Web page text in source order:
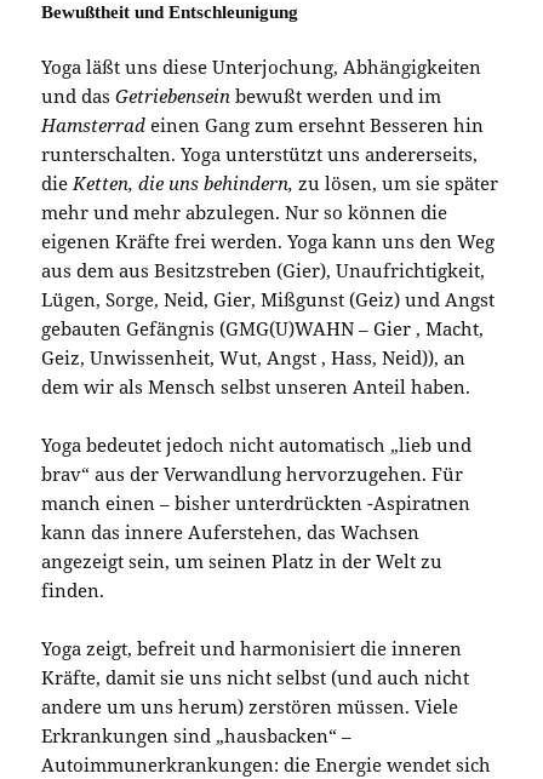
Bewußtheit und Entschleunigung
Yoga läßt uns diese Unterjochung, Abhängigkeiten
und dasGetriebensein bewußt werden und im
Hamsterrad einen Gang zum ersehnt Besseren hin
runterschalten. Yoga unterstützt uns andererseits,
die Ketten, die uns behindern, zu lösen, um sie später
mehr und mehr abzulegen. Nur so können die
eigenen Kräfte frei werden. Yoga kann uns den Weg
aus dem aus Besitzstreben (Gier), Unaufrichtigkeit,
Lügen, Sorge, Neid, Gier, Mißgunst (Geiz) und Angst
gebauten Gefängnis (GMG(U)WAHN – Gier , Macht,
Geiz, Unwissenheit, Wut, Angst , Hass, Neid)), an
dem wir als Mensch selbst unseren Anteil haben.
Yoga bedeutet jedoch nicht automatisch „lieb und
brav“ aus der Verwandlung hervorzugehen. Für
manch einen – bisher unterdrückten -Aspiratnen
kann das innere Auferstehen, das Wachsen
angezeigt sein, um seinen Platz in der Welt zu
finden.
Yoga zeigt, befreit und harmonisiert die inneren
Kräfte, damit sie uns nicht selbst (und auch nicht
andere um uns herum) zerstören müssen. Viele
Erkrankungen sind „hausbacken“ –
Autoimmunerkrankungen: die Energie wendet sich